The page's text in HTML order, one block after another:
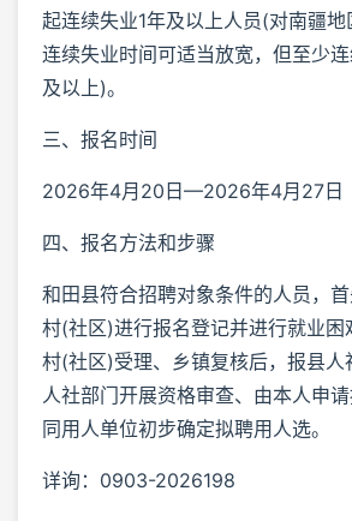
起连续失业1年及以上人员(对南疆地
连续失业时间可适当放宽，但至少
及以上)。
三、报名时间
2026年4月20日—2026年4月27日
四、报名方法和步骤
和田县符合招聘对象条件的人员，
村(社区)进行报名登记并进行就业困
村(社区)受理、乡镇复核后，报县人
人社部门开展资格审查、由本人申
同用人单位初步确定拟聘用人选。
详询：0903-2026198